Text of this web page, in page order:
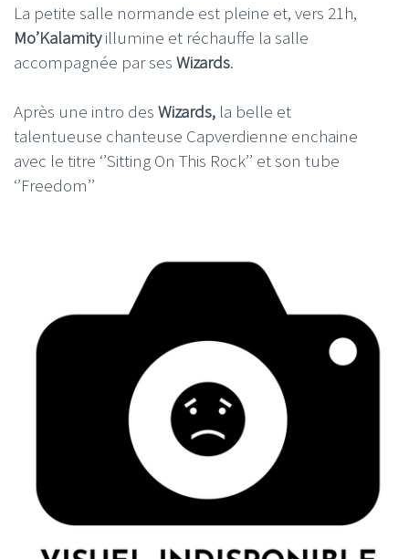
La petite salle normande est pleine et, vers 21h,
Mo’Kalamityillumine et réchauffe la salle
accompagnée par ses Wizards.
Après une intro des Wizards, la belle et
talentueuse chanteuse Capverdienne enchaine
avec le titre ‘’Sitting On This Rock’’ et son tube
‘’Freedom’’